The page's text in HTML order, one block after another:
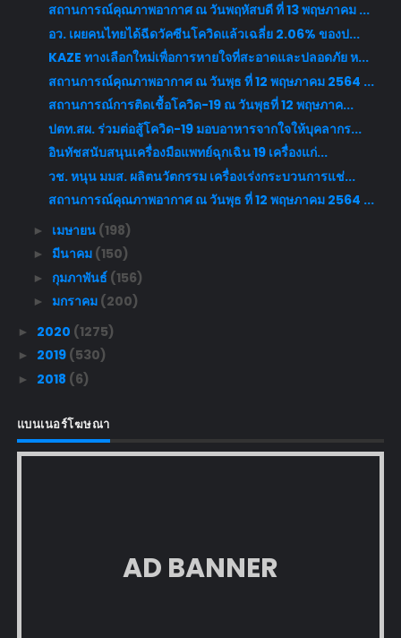
สถานการณ์คุณภาพอากาศ ณ วันพฤหัสบดี ที่ 13 พฤษภาคม ...
อว. เผยคนไทยได้ฉีดวัคซีนโควิดแล้วเฉลี่ย 2.06% ของป...
KAZE ทางเลือกใหม่เพื่อการหายใจที่สะอาดและปลอดภัย ห...
สถานการณ์คุณภาพอากาศ ณ วันพุธ ที่ 12 พฤษภาคม 2564 ...
สถานการณ์การติดเชื้อโควิด-19 ณ วันพุธที่ 12 พฤษภาค...
ปตท.สผ. ร่วมต่อสู้โควิด-19 มอบอาหารจากใจให้บุคลากร...
อินทัชสนับสนุนเครื่องมือแพทย์ฉุกเฉิน 19 เครื่องแก่...
วช. หนุน มมส. ผลิตนวัตกรรม เครื่องเร่งกระบวนการแช่...
สถานการณ์คุณภาพอากาศ ณ วันพุธ ที่ 12 พฤษภาคม 2564 ...
► เมษายน (198)
► มีนาคม (150)
► กุมภาพันธ์ (156)
► มกราคม (200)
► 2020 (1275)
► 2019 (530)
► 2018 (6)
แบนเนอร์โฆษณา
AD BANNER